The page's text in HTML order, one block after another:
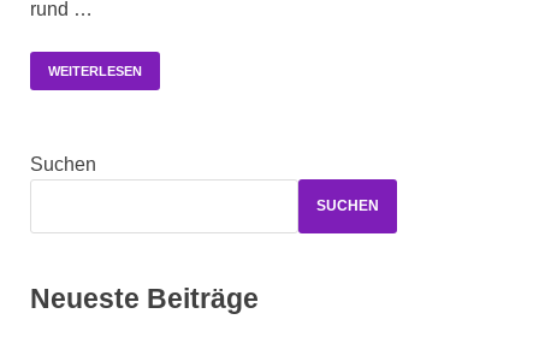
rund …
WEITERLESEN
Suchen
SUCHEN
Neueste Beiträge